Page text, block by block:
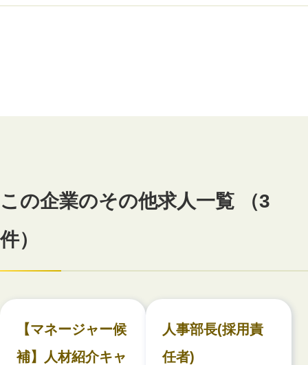
この企業のその他求人一覧 （3
件）
【マネージャー候
補】人材紹介キャ
人事部長(採用責
任者)